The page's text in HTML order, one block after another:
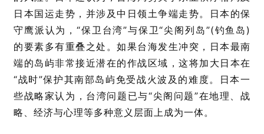
日本国运走势，并涉及中日领土争端走势。日本的保
守鹰派认为，“保卫台湾”与保卫“尖阁列岛”(钓鱼岛)
的要素多有重叠之处。如果台海发生冲突，日本最南
端的岛屿非常接近潜在的作战区域，这将加大日本在
“战时”保护其南部岛屿免受战火波及的难度。日本一
些战略家认为，台湾问题已与“尖阁问题”在地理、战
略、经济与心理等多种意义层面上成为一体。